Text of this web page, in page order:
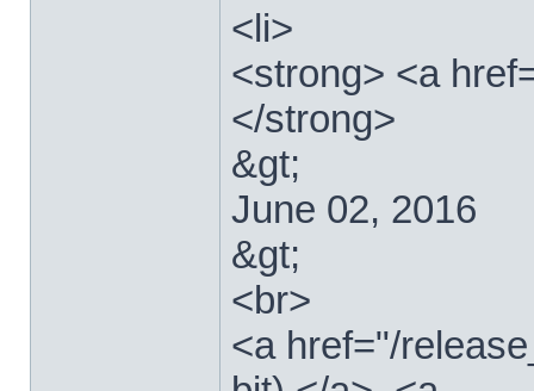
<li>
<strong> <a
</strong>
&gt;
June 02, 2016
&gt;
<br>
<a href="/